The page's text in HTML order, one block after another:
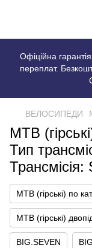
Офіційна
переплат.
ВЕЛОСИПЕДИ
MTB
Тип
MTB (гірські) по
MTB (гірські)
BIG.SEVEN